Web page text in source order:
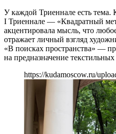
У каждой Триеннале есть тема.
I Триеннале — «Квадратный
акцентировала мысль, что
отражает личный взгляд
«В поисках пространства» —
на предназначение текстильных
https://kudamoscow.ru/